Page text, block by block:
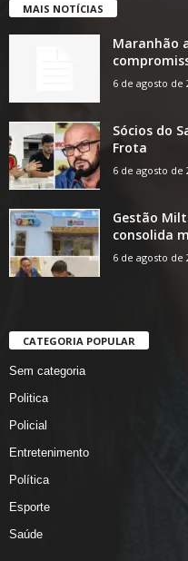
MAIS NOTÍCIAS
Maranhão
6 de agosto de
Sócios do
Frota
6 de agosto de
Gestão
consolida
6 de agosto de
CATEGORIA POPULAR
Sem categoria
Politica
Policial
Entretenimento
Política
Esporte
Saúde